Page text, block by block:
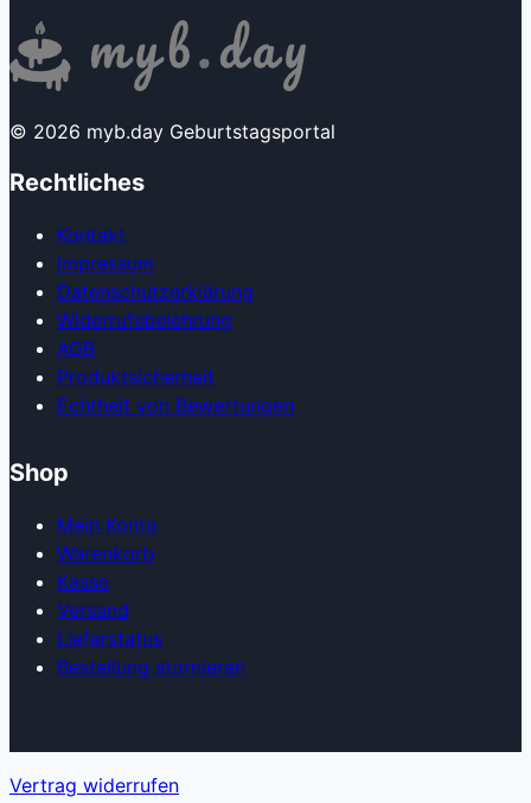
© 2026 myb.day Geburtstagsportal
Rechtliches
Kontakt
Impressum
Datenschutzerklärung
Widerrufsbelehrung
AGB
Produkt­sicherheit
Echtheit von Bewertungen
Shop
Mein Konto
Warenkorb
Kasse
Versand
Lieferstatus
Bestellung stornieren
Vertrag widerrufen